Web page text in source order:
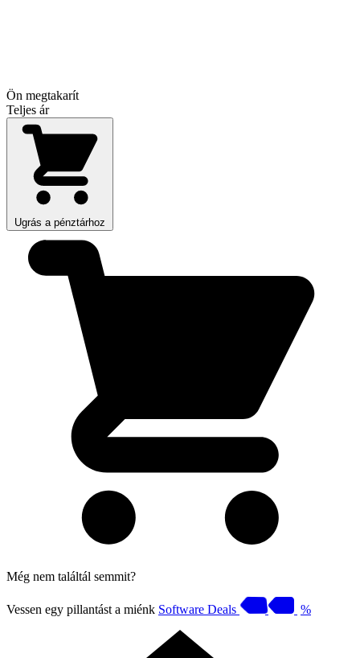
Ön megtakarít
Teljes ár
Ugrás a pénztárhoz
Még nem találtál semmit?
Vessen egy pillantást a miénk Software Deals %